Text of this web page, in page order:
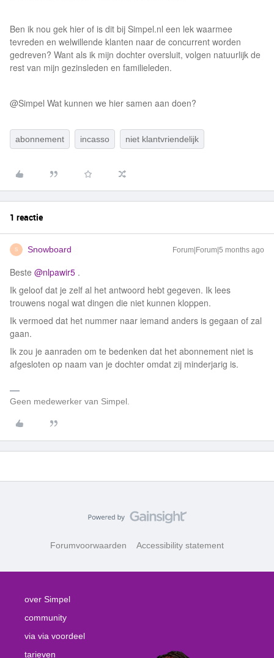
Ben ik nou gek hier of is dit bij Simpel.nl een lek waarmee
tevreden en welwillende klanten naar de concurrent worden
gedreven? Want als ik mijn dochter oversluit, volgen natuurlijk de
rest van mijn gezinsleden en familieleden.
@Simpel Wat kunnen we hier samen aan doen?
abonnement incasso niet klantvriendelijk
1 reactie
S Snowboard Forum|Forum|5 months ago
Beste ​ @nlpawir5 .
Ik geloof dat je zelf al het antwoord hebt gegeven. Ik lees
trouwens nogal wat dingen die niet kunnen kloppen.
Ik vermoed dat het nummer naar iemand anders is gegaan of zal
gaan.
Ik zou je aanraden om te bedenken dat het abonnement niet is
afgesloten op naam van je dochter omdat zij minderjarig is.
Geen medewerker van Simpel.
Forumvoorwaarden Accessibility statement
over Simpel
community
via via voordeel
tarieven